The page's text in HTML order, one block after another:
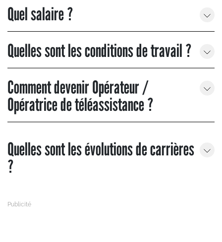
Quel salaire ?
Quelles sont les conditions de travail ?
Comment devenir Opérateur /
Opératrice de téléassistance ?
Quelles sont les évolutions de carrières
?